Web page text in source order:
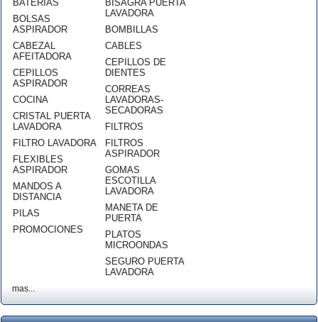
BATERÍAS
BOLSAS
ASPIRADOR
CABEZAL
AFEITADORA
CEPILLOS
ASPIRADOR
COCINA
CRISTAL PUERTA
LAVADORA
FILTRO LAVADORA
FLEXIBLES
ASPIRADOR
MANDOS A
DISTANCIA
PILAS
PROMOCIONES
BISAGRA PUERTA
LAVADORA
BOMBILLAS
CABLES
CEPILLOS DE
DIENTES
CORREAS
LAVADORAS-
SECADORAS
FILTROS
FILTROS
ASPIRADOR
GOMAS
ESCOTILLA
LAVADORA
MANETA DE
PUERTA
PLATOS
MICROONDAS
SEGURO PUERTA
LAVADORA
mas...